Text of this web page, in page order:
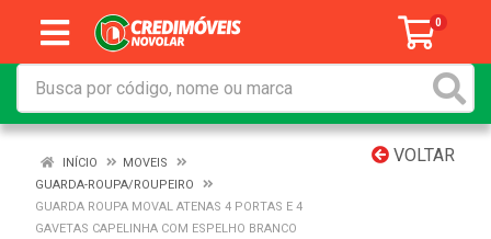
0
VOLTAR
INÍCIO
MOVEIS
GUARDA-ROUPA/ROUPEIRO
GUARDA ROUPA MOVAL ATENAS 4 PORTAS E 4
GAVETAS CAPELINHA COM ESPELHO BRANCO